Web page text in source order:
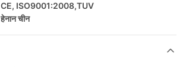
CE, ISO9001:2008,TUV
हेनान चीन